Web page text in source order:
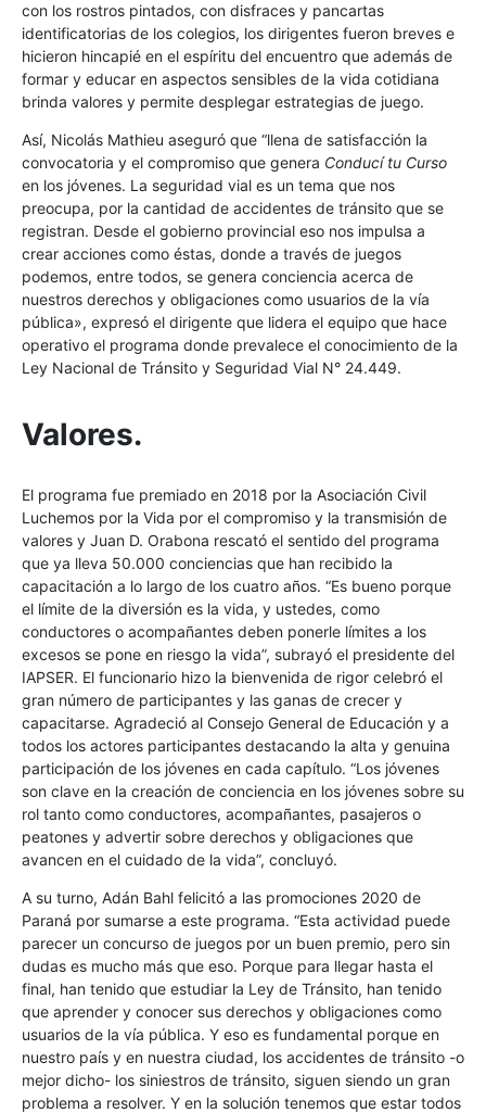
con los rostros pintados, con disfraces y pancartas
identificatorias de los colegios, los dirigentes fueron breves e
hicieron hincapié en el espíritu del encuentro que además de
formar y educar en aspectos sensibles de la vida cotidiana
brinda valores y permite desplegar estrategias de juego.
Así, Nicolás Mathieu aseguró que “llena de satisfacción la
convocatoria y el compromiso que genera Conducí tu Curso
en los jóvenes. La seguridad vial es un tema que nos
preocupa, por la cantidad de accidentes de tránsito que se
registran. Desde el gobierno provincial eso nos impulsa a
crear acciones como éstas, donde a través de juegos
podemos, entre todos, se genera conciencia acerca de
nuestros derechos y obligaciones como usuarios de la vía
pública», expresó el dirigente que lidera el equipo que hace
operativo el programa donde prevalece el conocimiento de la
Ley Nacional de Tránsito y Seguridad Vial N° 24.449.
Valores.
El programa fue premiado en 2018 por la Asociación Civil
Luchemos por la Vida por el compromiso y la transmisión de
valores y Juan D. Orabona rescató el sentido del programa
que ya lleva 50.000 conciencias que han recibido la
capacitación a lo largo de los cuatro años. “Es bueno porque
el límite de la diversión es la vida, y ustedes, como
conductores o acompañantes deben ponerle límites a los
excesos se pone en riesgo la vida”, subrayó el presidente del
IAPSER. El funcionario hizo la bienvenida de rigor celebró el
gran número de participantes y las ganas de crecer y
capacitarse. Agradeció al Consejo General de Educación y a
todos los actores participantes destacando la alta y genuina
participación de los jóvenes en cada capítulo. “Los jóvenes
son clave en la creación de conciencia en los jóvenes sobre su
rol tanto como conductores, acompañantes, pasajeros o
peatones y advertir sobre derechos y obligaciones que
avancen en el cuidado de la vida”, concluyó.
A su turno, Adán Bahl felicitó a las promociones 2020 de
Paraná por sumarse a este programa. “Esta actividad puede
parecer un concurso de juegos por un buen premio, pero sin
dudas es mucho más que eso. Porque para llegar hasta el
final, han tenido que estudiar la Ley de Tránsito, han tenido
que aprender y conocer sus derechos y obligaciones como
usuarios de la vía pública. Y eso es fundamental porque en
nuestro país y en nuestra ciudad, los accidentes de tránsito -o
mejor dicho- los siniestros de tránsito, siguen siendo un gran
problema a resolver. Y en la solución tenemos que estar todos